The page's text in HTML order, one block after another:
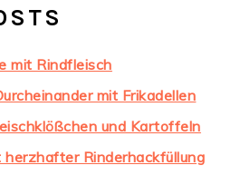
mit Rindfleisch
mit Frikadellen
und Kartoffeln
Rinderhackfüllung